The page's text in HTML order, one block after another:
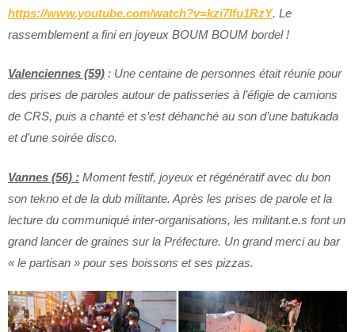
https://www.youtube.com/watch?v=kzi7Ifu1RzY. Le
rassemblement a fini en joyeux BOUM BOUM bordel !
Valenciennes (59) : Une centaine de personnes était réunie pour
des prises de paroles autour de patisseries à l’éfigie de camions
de CRS, puis a chanté et s’est déhanché au son d’une batukada
et d’une soirée disco.
Vannes (56) : Moment festif, joyeux et régénératif avec du bon
son tekno et de la dub militante. Après les prises de parole et la
lecture du communiqué inter-organisations, les militant.e.s font un
grand lancer de graines sur la Préfecture. Un grand merci au bar
« le partisan » pour ses boissons et ses pizzas.